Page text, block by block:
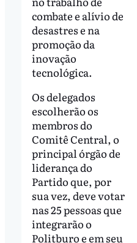
combate e alívio de
desastres e na
promoção da
inovação
tecnológica.
Os delegados
escolherão os
membros do
Comitê Central, o
principal órgão de
liderança do
Partido que, por
sua vez, deve votar
nas 25 pessoas que
integrarão o
Politburo e em seu